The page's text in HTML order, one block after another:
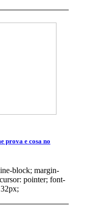
prova e cosa no
block; margin-
pointer; font-